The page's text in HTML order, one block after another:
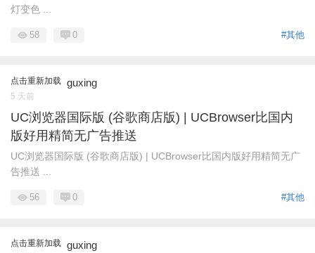
灯变色 ...
#其他
58 0
点击重新加载 guxing
5 天前
UC浏览器国际版 (谷歌商店版) | UCBrowser比国内
版好用精简无广告推送
UC浏览器国际版 (谷歌商店版) | UCBrowser比国内版好用精简无广
告推送 ...
#其他
56 0
点击重新加载 guxing